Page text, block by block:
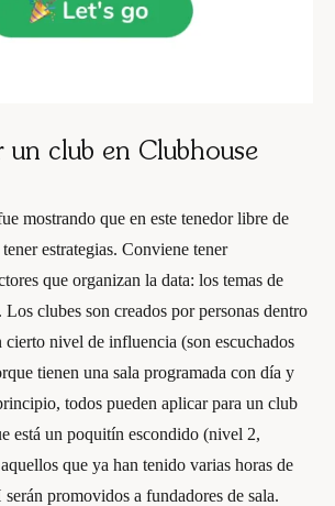
un club en Clubhouse
mostrando que en este tenedor libre de
estrategias. Conviene tener
que organizan la data: los temas de
. Los clubes son creados por personas dentro
cierto nivel de influencia (son escuchados
tienen una sala programada con día y
todos pueden aplicar para un club
está un poquitín escondido (nivel 2,
que ya han tenido varias horas de
promovidos a fundadores de sala.